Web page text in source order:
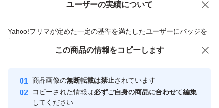
ユーザーの実績について
Yahoo!フリマが定めた一定の基準を満たしたユーザーにバッジを
付与しています
安心取引出品者
心・安全なユーザーです
取引実績
価格の相談 商品への質問
この商品の情報をコピーします
商品画像の無断転載は禁止されています
コピーされた情報は必ずご自身の商品に合わせて編集
してください
この商品をみている人にオススメ